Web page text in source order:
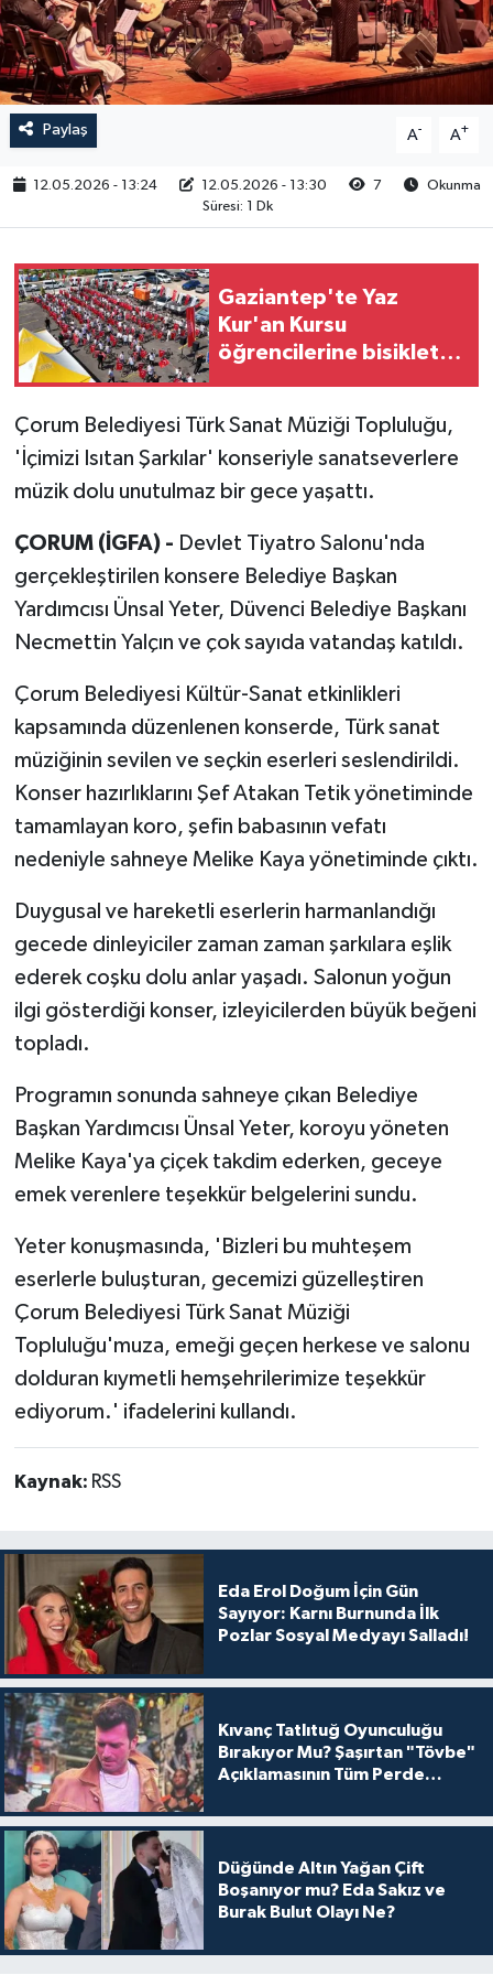
Paylaş A- A+
12.05.2026 - 13:24 12.05.2026 - 13:30 7
Okunma
Süresi: 1 Dk
Gaziantep'te Yaz
Kur'an Kursu
öğrencilerine bisikletli
Çorum Belediyesi Türk Sanat Müziği Topluluğu,
'İçimizi Isıtan Şarkılar' konseriyle sanatseverlere
müzik dolu unutulmaz bir gece yaşattı.
ÇORUM (İGFA) - Devlet Tiyatro Salonu'nda
gerçekleştirilen konsere Belediye Başkan
Yardımcısı Ünsal Yeter, Düvenci Belediye Başkanı
Necmettin Yalçın ve çok sayıda vatandaş katıldı.
Çorum Belediyesi Kültür-Sanat etkinlikleri
kapsamında düzenlenen konserde, Türk sanat
müziğinin sevilen ve seçkin eserleri seslendirildi.
Konser hazırlıklarını Şef Atakan Tetik yönetiminde
tamamlayan koro, şefin babasının vefatı
nedeniyle sahneye Melike Kaya yönetiminde çıktı.
Duygusal ve hareketli eserlerin harmanlandığı
gecede dinleyiciler zaman zaman şarkılara eşlik
ederek coşku dolu anlar yaşadı. Salonun yoğun
ilgi gösterdiği konser, izleyicilerden büyük beğeni
topladı.
Programın sonunda sahneye çıkan Belediye
Başkan Yardımcısı Ünsal Yeter, koroyu yöneten
Melike Kaya'ya çiçek takdim ederken, geceye
emek verenlere teşekkür belgelerini sundu.
Yeter konuşmasında, 'Bizleri bu muhteşem
eserlerle buluşturan, gecemizi güzelleştiren
Çorum Belediyesi Türk Sanat Müziği
Topluluğu'muza, emeği geçen herkese ve salonu
dolduran kıymetli hemşehrilerimize teşekkür
ediyorum.' ifadelerini kullandı.
Kaynak: RSS
Eda Erol Doğum İçin Gün
Sayıyor: Karnı Burnunda İlk
Pozlar Sosyal Medyayı Salladı!
Kıvanç Tatlıtuğ Oyunculuğu
Bırakıyor Mu? Şaşırtan "Tövbe"
Açıklamasının Tüm Perde
Düğünde Altın Yağan Çift
Boşanıyor mu? Eda Sakız ve
Burak Bulut Olayı Ne?
RESMİ İLAN